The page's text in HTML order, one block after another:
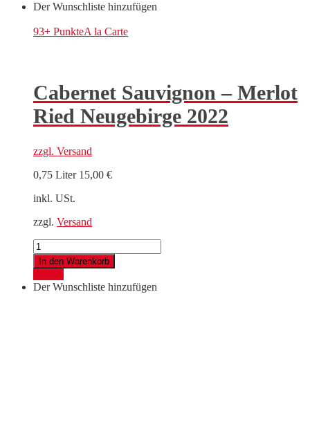
Der Wunschliste hinzufügen
93+ PunkteA la Carte
Cabernet Sauvignon – Merlot
Ried Neugebirge 2022
zzgl. Versand
0,75 Liter 15,00 €
inkl. USt.
zzgl. Versand
Cabernet
Sauvignon
-
Merlot
Ried
In den Warenkorb
Der Wunschliste hinzufügen